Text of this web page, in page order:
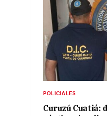
POLICIALES
Curuzú Cuatiá: